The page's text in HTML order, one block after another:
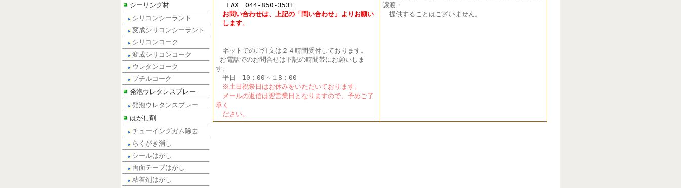
シーリング材
シリコンシーラント
変成シリコンシーラント
シリコンコーク
変成シリコンコーク
ウレタンコーク
ブチルコーク
発泡ウレタンスプレー
発泡ウレタンスプレー
はがし剤
チューイングガム除去
らくがき消し
シールはがし
両面テープはがし
粘着剤はがし
FAX 044-850-3531
お問い合わせは、上記の「問い合わせ」よりお願い
し ます。
ネットでのご注文は２４時間受付しております。
お電話でのお問合せは下記の時間帯にお願いしま
す。
平日 10：00～１8：00
※土日祝祭日はお休みをいただいております。
メールの返信は翌営業日となりますので、予めご了
承く
ださい。
譲渡・
提供することはございません。